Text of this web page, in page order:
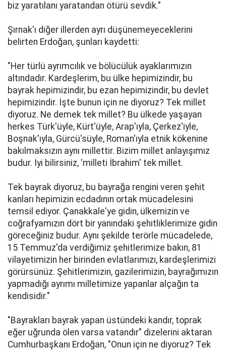
biz yaratılanı yaratandan ötürü sevdik."
Şırnak'ı diğer illerden ayrı düşünemeyeceklerini
belirten Erdoğan, şunları kaydetti:
"Her türlü ayrımcılık ve bölücülük ayaklarımızın
altındadır. Kardeşlerim, bu ülke hepimizindir, bu
bayrak hepimizindir, bu ezan hepimizindir, bu devlet
hepimizindir. İşte bunun için ne diyoruz? Tek millet
diyoruz. Ne demek tek millet? Bu ülkede yaşayan
herkes Türk'üyle, Kürt'üyle, Arap'ıyla, Çerkez'iyle,
Boşnak'ıyla, Gürcü'süyle, Roman'ıyla etnik kökenine
bakılmaksızın aynı millettir. Bizim millet anlayışımız
budur. İyi bilirsiniz, 'milleti İbrahim' tek millet.
Tek bayrak diyoruz, bu bayrağa rengini veren şehit
kanları hepimizin ecdadının ortak mücadelesini
temsil ediyor. Çanakkale'ye gidin, ülkemizin ve
coğrafyamızın dört bir yanındaki şehitliklerimize gidin
göreceğiniz budur. Aynı şekilde terörle mücadelede,
15 Temmuz'da verdiğimiz şehitlerimize bakın, 81
vilayetimizin her birinden evlatlarımızı, kardeşlerimizi
görürsünüz. Şehitlerimizin, gazilerimizin, bayrağımızın
yapmadığı ayrımı milletimize yapanlar alçağın ta
kendisidir."
"Bayrakları bayrak yapan üstündeki kandır, toprak
eğer uğrunda ölen varsa vatandır" dizelerini aktaran
Cumhurbaşkanı Erdoğan, "Onun için ne diyoruz? Tek